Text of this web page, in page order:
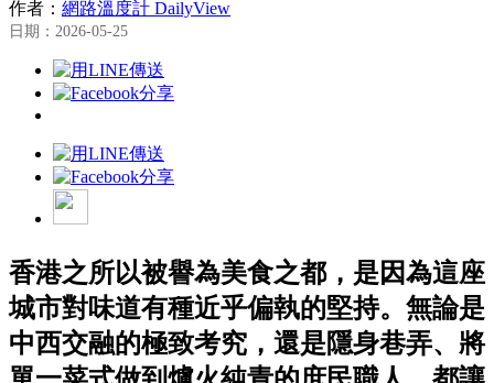
作者： 網路溫度計 DailyView
日期：2026-05-25
香港之所以被譽為美食之都，是因為這座
城市對味道有種近乎偏執的堅持。無論是
中西交融的極致考究，還是隱身巷弄、將